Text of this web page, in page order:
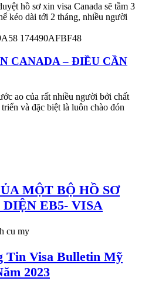
hồ sơ xin visa Canada sẽ tầm 3
kéo dài tới 2 tháng, nhiều người
CANADA – ĐIỀU CẦN
ao của rất nhiều người bởi chất
và đặc biệt là luôn chào đón
MỘT BỘ HỒ SƠ
EB5- VISA
Tin Visa Bulletin Mỹ
2023